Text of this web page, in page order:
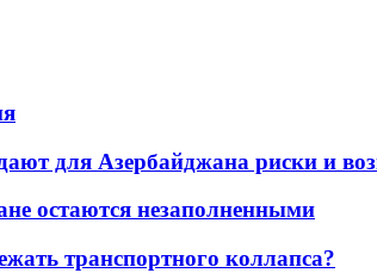
для Азербайджана риски и
остаются незаполненными
транспортного коллапса?